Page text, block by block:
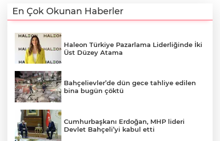
En Çok Okunan Haberler
Haleon Türkiye Pazarlama Liderliğinde İki
Üst Düzey Atama
Bahçelievler’de dün gece tahliye edilen
bina bugün çöktü
Cumhurbaşkanı Erdoğan, MHP lideri
Devlet Bahçeli’yi kabul etti